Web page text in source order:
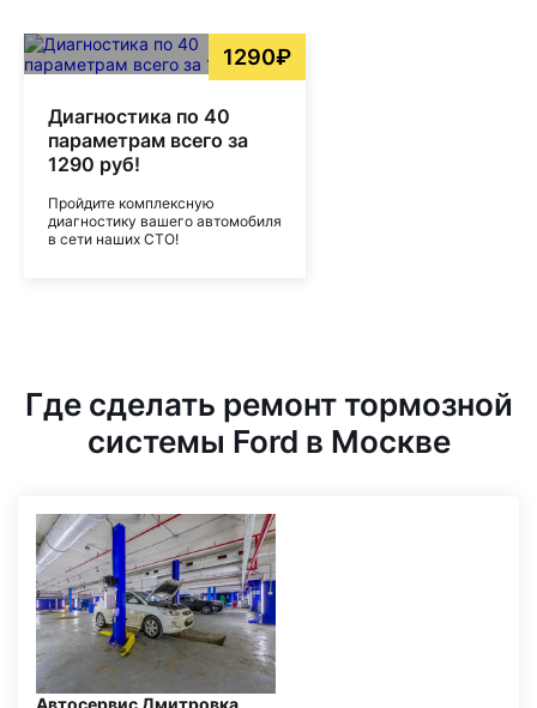
1290₽
Диагностика по 40
параметрам всего за
1290 руб!
Пройдите комплексную
диагностику вашего автомобиля
в сети наших СТО!
Где сделать ремонт тормозной
системы Ford в Москве
Автосервис Дмитровка